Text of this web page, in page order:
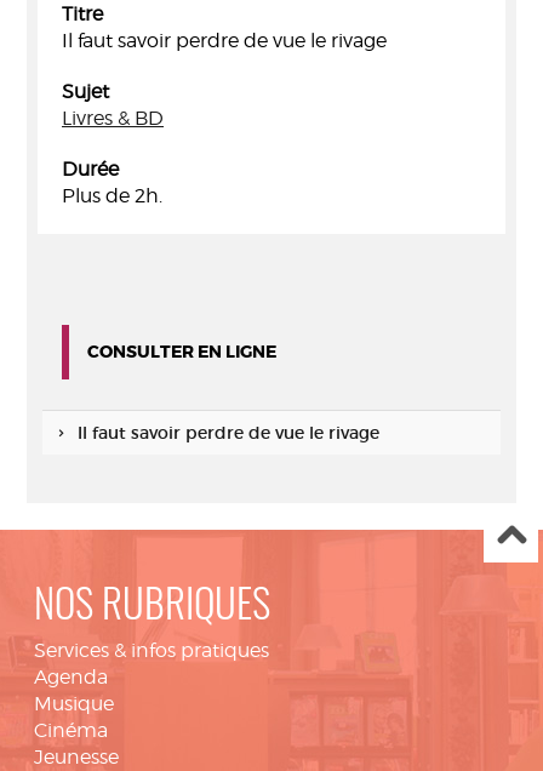
Titre
Il faut savoir perdre de vue le rivage
Sujet
Livres & BD
Durée
Plus de 2h.
CONSULTER EN LIGNE
Il faut savoir perdre de vue le rivage
NOS RUBRIQUES
Services & infos pratiques
Agenda
Musique
Cinéma
Jeunesse